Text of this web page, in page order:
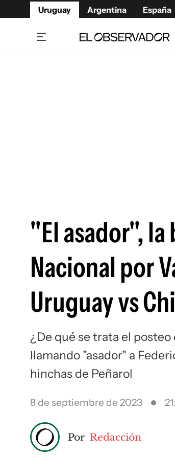
Uruguay Argentina España
"El asador", la
Nacional por
Uruguay vs
¿De qué se trata el
llamando "asador" a
hinchas de Peñarol
8 de septiembre de 2023
Por Redacción